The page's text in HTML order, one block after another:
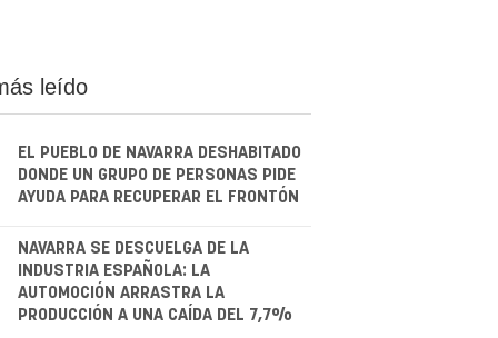
leído
EL PUEBLO DE NAVARRA DESHABITADO
DONDE UN GRUPO DE PERSONAS PIDE
AYUDA PARA RECUPERAR EL FRONTÓN
NAVARRA SE DESCUELGA DE LA
INDUSTRIA ESPAÑOLA: LA
AUTOMOCIÓN ARRASTRA LA
PRODUCCIÓN A UNA CAÍDA DEL 7,7%